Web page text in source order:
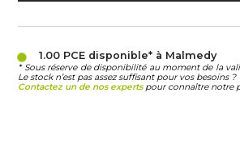
1.00 PCEdisponible* à Malmedy
* Sous réserve de disponibilité au moment de la
Le stock n’est pas assez suffisant pour vos besoins ?
Contactez un de nos expertspour connaître notre